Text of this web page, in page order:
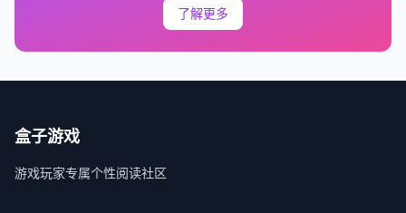
了解更多
盒子游戏
游戏玩家专属个性阅读社区